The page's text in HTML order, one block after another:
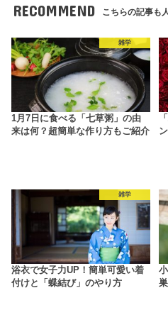
RECOMMEND こちらの記事も
雑学
1月7日に食べる「七草粥」の由
来は何？超簡単な作り方もご紹介
雑学
浴衣で女子力UP！簡単可愛い着
付けと「蝶結び」のやり方